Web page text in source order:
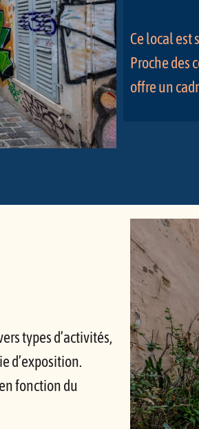
Ce local
Proche des
offre un
types d’activités,
d’exposition.
fonction du